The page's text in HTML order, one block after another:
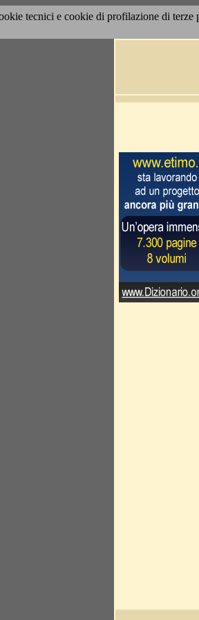
tecnici e cookie di profilazione di